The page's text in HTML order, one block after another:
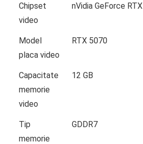
Chipset
video
nVidia GeForce RTX
Model
placa video
RTX 5070
Capacitate
memorie
video
12 GB
Tip
memorie
GDDR7